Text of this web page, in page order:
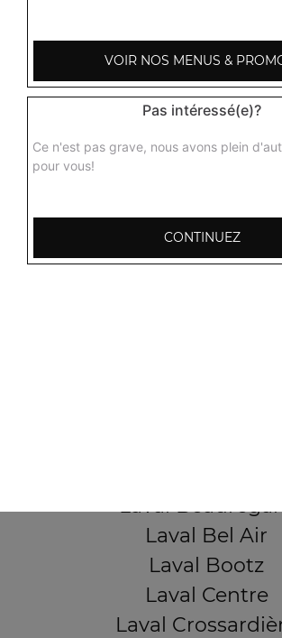
Laval
Laval Bel Air
Laval Bootz
Laval Centre
Laval
VOIR NOS MENUS &
Pas intéressé(e)?
Ce n'est pas grave, nous avons plein
pour vous!
CONTINUEZ